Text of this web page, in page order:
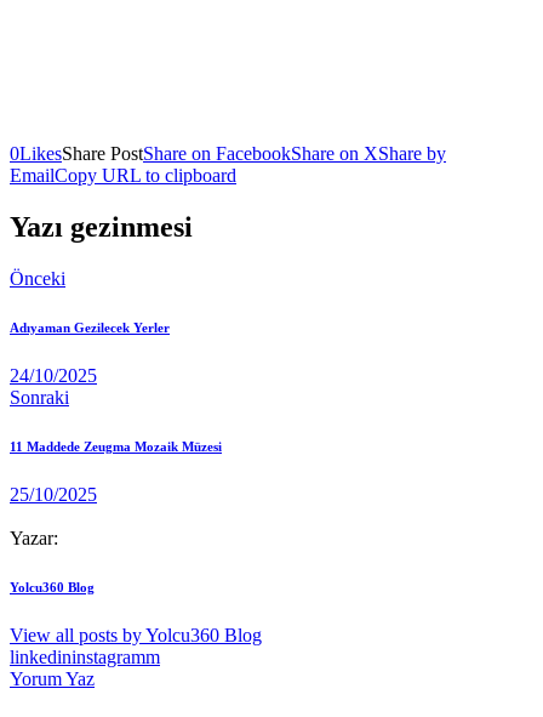
0LikesShare PostShare on FacebookShare on XShare by
EmailCopy URL to clipboard
Yazı gezinmesi
Önceki
Adıyaman Gezilecek Yerler
24/10/2025
Sonraki
11 Maddede Zeugma Mozaik Müzesi
25/10/2025
Yazar:
Yolcu360 Blog
View all posts byYolcu360 Blog
linkedininstagramm
Yorum Yaz